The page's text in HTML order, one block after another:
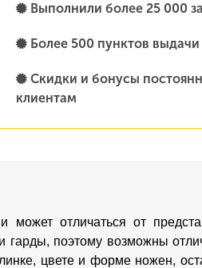
Выполнили более 25 000
Более 500 пунктов
Скидки и бонусы
клиентам
отличаться от
поэтому возможны
цвете и форме ножен,